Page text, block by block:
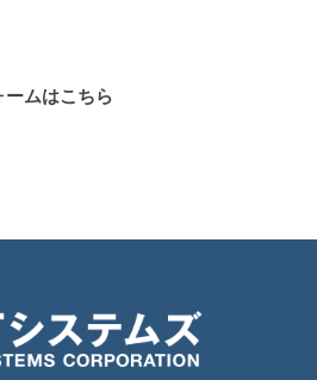
ムはこちら